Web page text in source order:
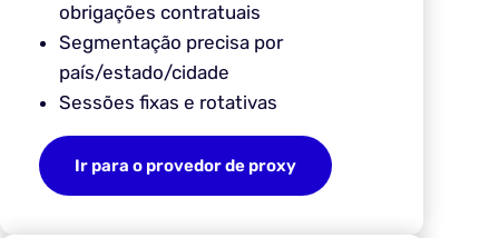
obrigações contratuais
Segmentação precisa por
país/estado/cidade
Sessões fixas e rotativas
Ir para o provedor de proxy